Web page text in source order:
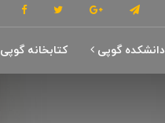
دانشکده گوپی کتابخانه گوپی